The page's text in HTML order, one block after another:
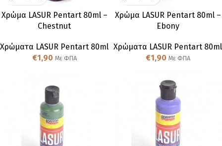
Χρώμα LASUR Pentart 80ml –
Chestnut
Χρώματα LASUR Pentart 80ml
€1,90 Με ΦΠΑ
Χρώμα LASUR Pentart 80ml –
Ebony
Χρώματα LASUR Pentart 80ml
€1,90 Με ΦΠΑ